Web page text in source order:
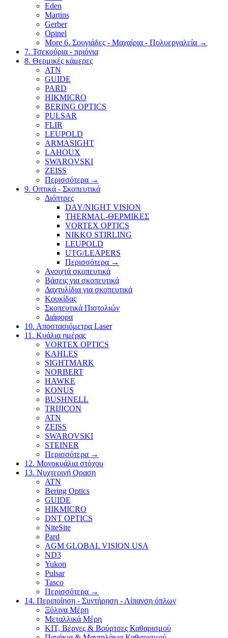
Eden
Martins
Gerber
Opinel
More 6. Σουγιάδες - Μαχαίρια - Πολυεργαλεία →
7. Τσεκούρια - πριόνια
8. Θερμικές κάμερες
ATN
GUIDE
PARD
HIKMICRO
BERING OPTICS
PULSAR
FLIR
LEUPOLD
ARMASIGHT
LAHOUX
SWAROVSKI
ZEISS
Περισσότερα →
9. Οπτικά - Σκοπευτικά
Διόπτρες
DAY/NIGHT VISION
THERMAL-ΘΕΡΜΙΚΕΣ
VORTEX OPTICS
NIKKO STIRLING
LEUPOLD
UTG/LEAPERS
Περισσότερα →
Ανοιχτά σκοπευτικά
Βάσεις για σκοπευτικά
Δαχτυλίδια για σκοπευτικά
Κουκίδας
Σκοπευτικά Πιστολιών
Διάφορα
10. Αποστασιόμετρα Laser
11. Κυάλια ημέρας
VORTEX OPTICS
KAHLES
SIGHTMARK
NORBERT
HAWKE
KONUS
BUSHNELL
TRIJICON
ATN
ZEISS
SWAROVSKI
STEINER
Περισσότερα →
12. Μονοκυάλια στόχου
13. Νυχτερινή Οραση
ATN
Bering Optics
GUIDE
HIKMICRO
DNT OPTICS
NiteSite
Pard
AGM GLOBAL VISION USA
ND3
Yukon
Pulsar
Tasco
Περισσότερα →
14. Περιποίηση - Συντήρηση - Λίπανση όπλων
Ξύλινα Μέρη
Μεταλλικά Μέρη
ΚΙΤ, Βέργες & Βούρτσες Καθαρισμού